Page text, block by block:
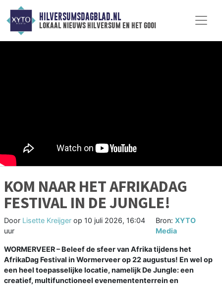
HILVERSUMSDAGBLAD.NL
lokaal nieuws hilversum en het gooi
KOM NAAR HET AFRIKADAG
FESTIVAL IN DE JUNGLE!
Door Lisette Kreijger op 10 juli 2026, 16:04
uur
Bron:XYTO
Media
WORMERVEER – Beleef de sfeer van Afrika tijdens het
AfrikaDag Festival in Wormerveer op 22 augustus! En wel op
een heel toepasselijke locatie, namelijk De Jungle: een
creatief, multifunctioneel evenemententerrein en